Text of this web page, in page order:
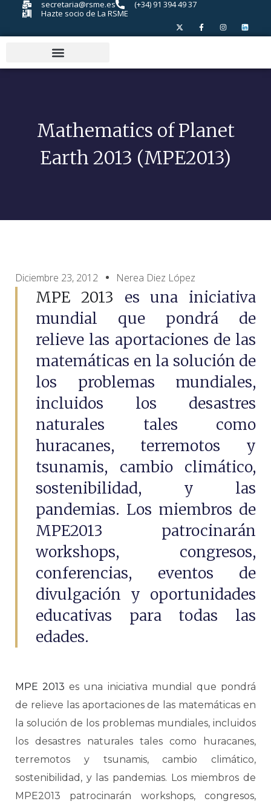
secretaria@rsme.es
(+34) 91 394 49 37
Hazte socio de La RSME
Mathematics of Planet
Earth 2013 (MPE2013)
Diciembre 23, 2012 Nerea Diez López
MPE 2013 es una iniciativa
mundial que pondrá de
relieve las aportaciones de las
matemáticas en la solución de
los problemas mundiales,
incluidos los desastres
naturales tales como
huracanes, terremotos y
tsunamis, cambio climático,
sostenibilidad, y las
pandemias. Los miembros de
MPE2013 patrocinarán
workshops, congresos,
conferencias, eventos de
divulgación y oportunidades
educativas para todas las
edades.
MPE 2013 es una iniciativa mundial que pondrá
de relieve las aportaciones de las matemáticas en
la solución de los problemas mundiales, incluidos
los desastres naturales tales como huracanes,
terremotos y tsunamis, cambio climático,
sostenibilidad, y las pandemias. Los miembros de
MPE2013 patrocinarán workshops, congresos,